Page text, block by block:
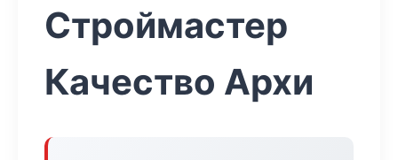
Строймастер
Качество Архи